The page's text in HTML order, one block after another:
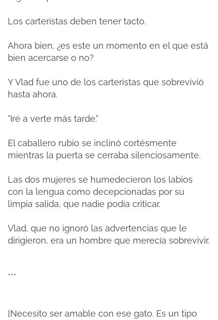
Los carteristas deben tener tacto.
Ahora bien, ¿es este un momento en el que está
bien acercarse o no?
Y Vlad fue uno de los carteristas que sobrevivió
hasta ahora.
"Iré a verte más tarde."
El caballero rubio se inclinó cortésmente
mientras la puerta se cerraba silenciosamente.
Las dos mujeres se humedecieron los labios
con la lengua como decepcionadas por su
limpia salida, que nadie podía criticar.
Vlad, que no ignoró las advertencias que le
dirigieron, era un hombre que merecía sobrevivir.
***
[Necesito ser amable con ese gato. Es un tipo